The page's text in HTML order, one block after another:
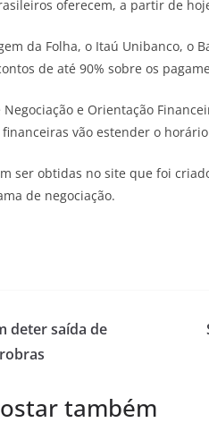
oferecem, a partir de
da Folha, o Itaú Unibanco, o
de até 90% sobre os
e Orientação
vão estender o
ser obtidas no site que foi
de negociação.
edeter saída de
também